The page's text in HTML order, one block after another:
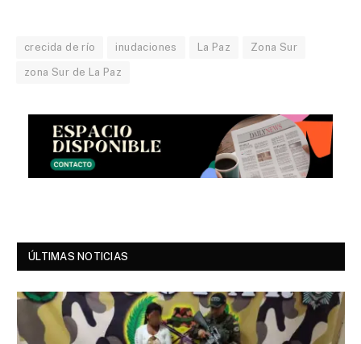
crecida de río inudaciones La Paz Zona Sur
zona Sur de La Paz
ÚLTIMAS NOTICIAS